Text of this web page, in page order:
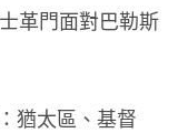
革門面對巴勒斯
猶太區、基督